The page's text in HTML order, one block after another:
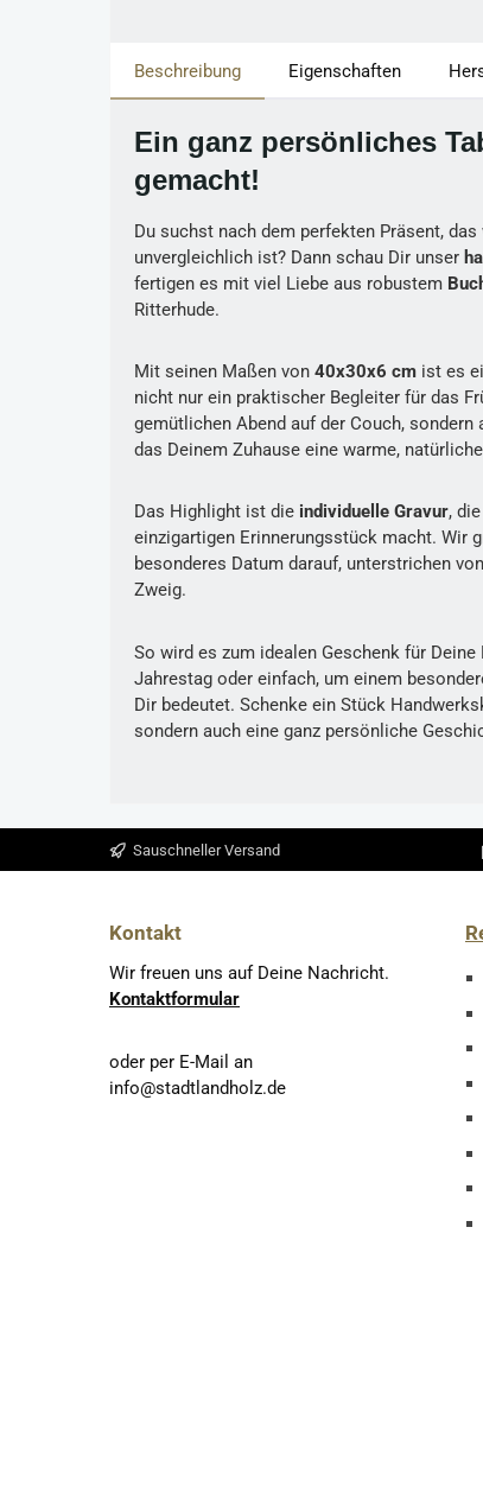
Beschreibung Eigenschaften
Ein ganz persönliches
gemacht!
Du suchst nach dem perfekten Präsent,
unvergleichlich ist? Dann schau Dir unser
fertigen es mit viel Liebe aus robustem
Ritterhude.
Mit seinen Maßen von 40x30x6 cm ist es
nicht nur ein praktischer Begleiter für das
gemütlichen Abend auf der Couch,
das Deinem Zuhause eine warme,
Das Highlight ist die individuelle Gravur,
einzigartigen Erinnerungsstück macht. Wir
besonderes Datum darauf, unterstrichen
Zweig.
So wird es zum idealen Geschenk für
Jahrestag oder einfach, um einem
Dir bedeutet. Schenke ein Stück
sondern auch eine ganz persönliche
Sauschneller Versand
Kontakt
Wir freuen uns auf Deine Nachricht.
Kontaktformular
oder per E-Mail an
info@stadtlandholz.de